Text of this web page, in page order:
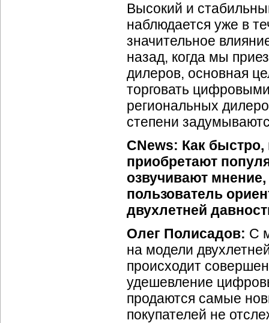
Высокий и
наблюдается уже в
значительное
назад, когда мы
дилеров, основная
торговать
региональных
степени
CNews: Как
приобретают
озвучивают
пользователь
двухлетней
Олег Полисадов: С
на модели
происходит
удешевление
продаются самые
покупателей не